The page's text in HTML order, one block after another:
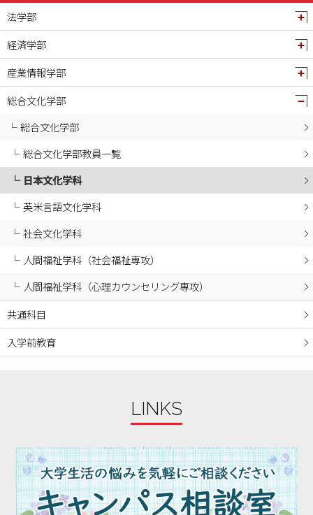
2024年12月
2024年11月
2024年10月
2024年09月
2024年08月
2024年05月
2024年04月
2024年03月
2024年02月
2023年12月
2023年11月
2023年10月
2023年09月
2023年08月
2023年03月
2023年02月
2023年01月
法学部
経済学部
産業情報学部
総合文化学部
総合文化学部
総合文化学部教員一覧
日本文化学科
英米言語文化学科
社会文化学科
人間福祉学科（社会福祉専攻）
人間福祉学科（心理カウンセリング専攻）
共通科目
入学前教育
LINKS